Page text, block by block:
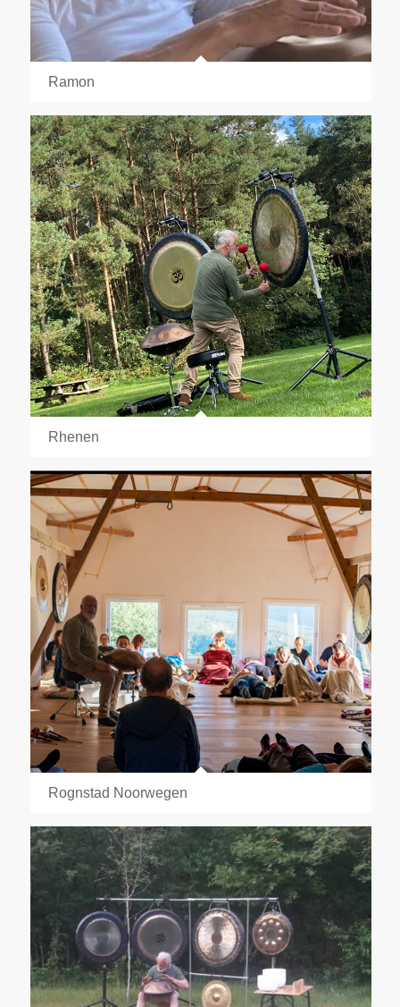
Ramon
Rhenen
Rognstad Noorwegen